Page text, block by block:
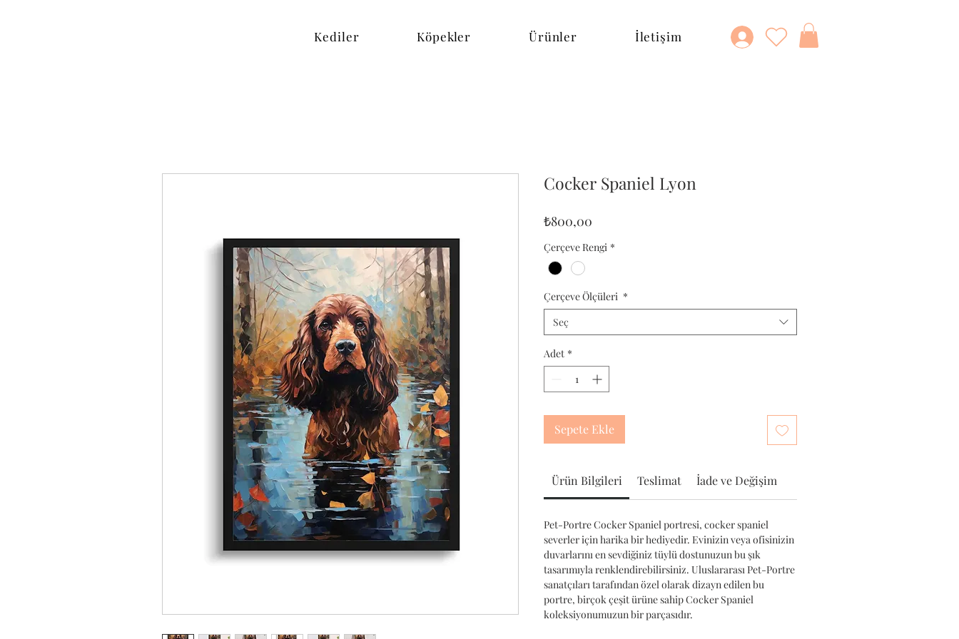
Kediler Köpekler Ürünler İletişim
Cocker Spaniel Lyon
₺800,00
Çerçeve Rengi *
Çerçeve Ölçüleri *
Seç
Adet *
Sepete Ekle
Ürün Bilgileri Teslimat İade ve Değişim
Pet-Portre Cocker Spaniel portresi, cocker spaniel
severler için harika bir hediyedir. Evinizin veya ofisinizin
duvarlarını en sevdiğiniz tüylü dostunuzun bu şık
tasarımıyla renklendirebilirsiniz. Uluslararası Pet-Portre
sanatçıları tarafından özel olarak dizayn edilen bu
portre, birçok çeşit ürüne sahip Cocker Spaniel
koleksiyonumuzun bir parçasıdır.